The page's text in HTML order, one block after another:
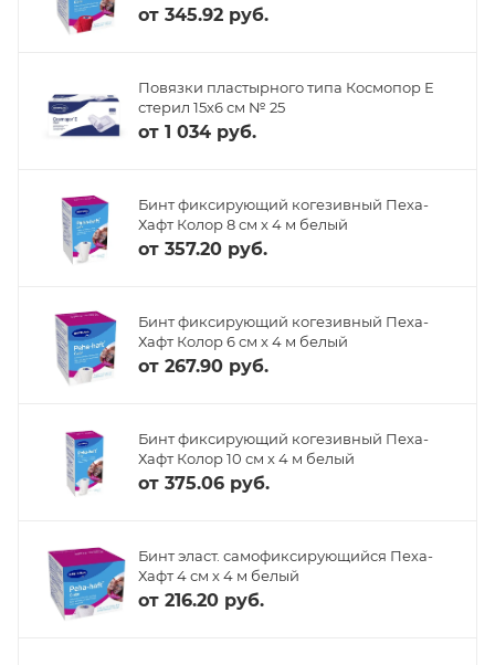
от 345.92 руб.
Повязки пластырного типа Космопор Е
стерил 15х6 см № 25
от 1 034 руб.
Бинт фиксирующий когезивный Пеха-
Хафт Колор 8 см х 4 м белый
от 357.20 руб.
Бинт фиксирующий когезивный Пеха-
Хафт Колор 6 см х 4 м белый
от 267.90 руб.
Бинт фиксирующий когезивный Пеха-
Хафт Колор 10 см х 4 м белый
от 375.06 руб.
Бинт эласт. самофиксирующийся Пеха-
Хафт 4 см х 4 м белый
от 216.20 руб.